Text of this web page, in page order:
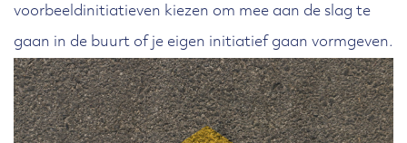
voorbeeldinitiatieven kiezen om mee aan de slag te
gaan in de buurt of je eigen initiatief gaan vormgeven.